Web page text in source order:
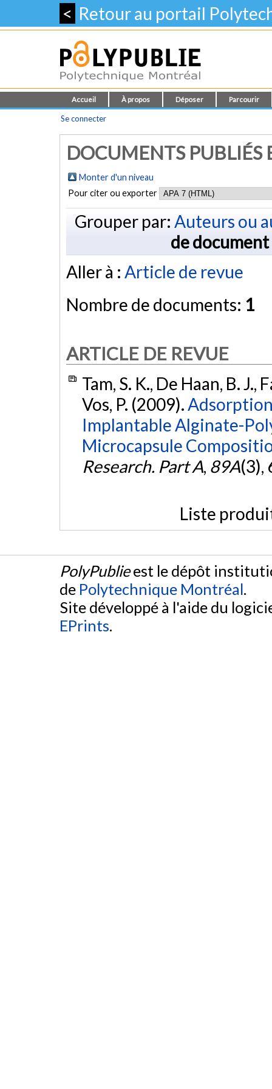
< Retour au portail
Accueil À propos Déposer Parcourir
Se connecter
DOCUMENTS PUBLIÉS
Monter d'un niveau
Pour citer ou exporter
Grouper par: Auteurs ou
de document
Aller à : Article de revue
Nombre de documents: 1
ARTICLE DE REVUE
Tam, S. K., De Haan, B. J.,
Vos, P. (2009).
Implantable Alginate-
Microcapsule
Research. Part A, 89A(3),
Liste
PolyPublieest le dépôt
de Polytechnique Montréal.
Site développé à l'aide du
EPrints.